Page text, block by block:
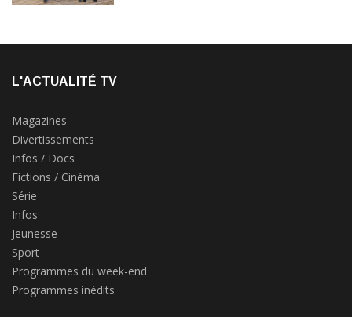
L'ACTUALITÉ TV
Magazines
Divertissements
Infos / Docs
Fictions / Cinéma
Série
Infos
Jeunesse
Sport
Programmes du week-end
Programmes inédits